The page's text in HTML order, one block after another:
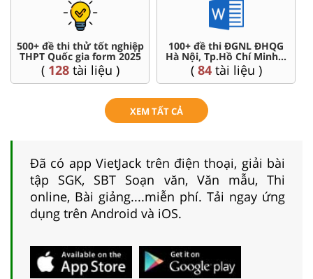
500+ đề thi thử tốt nghiệp
THPT Quốc gia form 2025
( 128tài liệu )
100+ đề thi ĐGNL ĐHQG
Hà Nội, Tp.Hồ Chí Minh...
( 84tài liệu )
XEM TẤT CẢ
Đã có app VietJack trên điện thoại, giải bài
tập SGK, SBT Soạn văn, Văn mẫu, Thi
online, Bài giảng....miễn phí. Tải ngay ứng
dụng trên Android và iOS.